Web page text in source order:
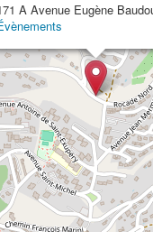
A Avenue Eugène